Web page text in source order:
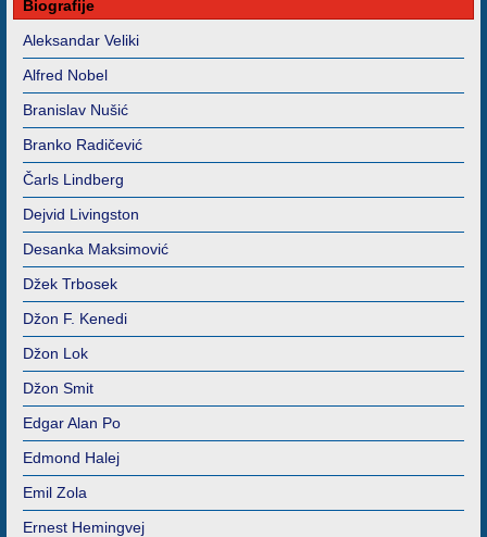
Biografije
Aleksandar Veliki
Alfred Nobel
Branislav Nušić
Branko Radičević
Čarls Lindberg
Dejvid Livingston
Desanka Maksimović
Džek Trbosek
Džon F. Kenedi
Džon Lok
Džon Smit
Edgar Alan Po
Edmond Halej
Emil Zola
Ernest Hemingvej